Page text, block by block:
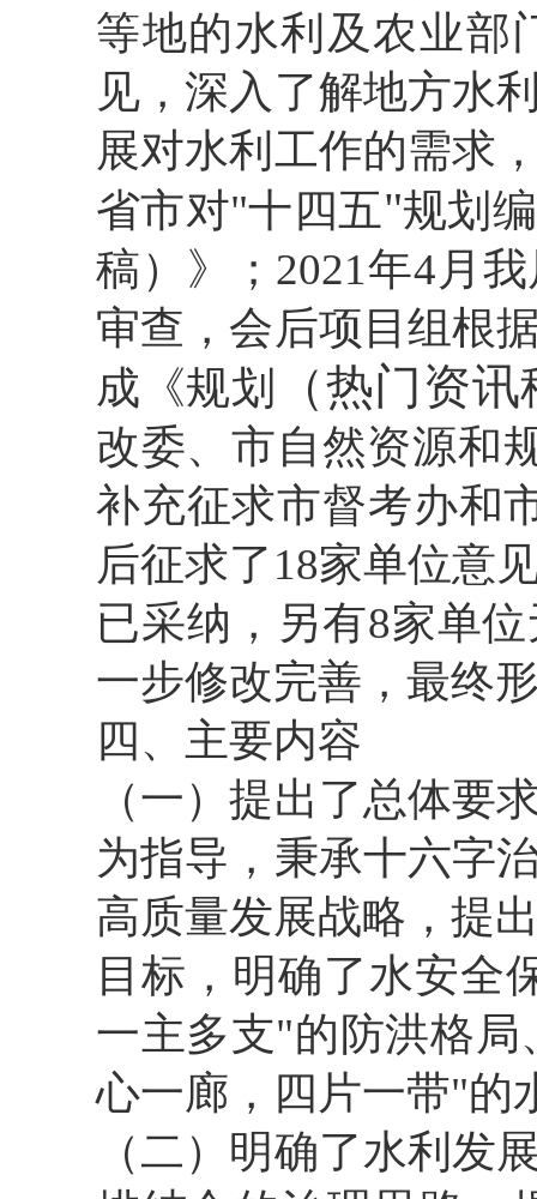
等地的水利及农业部
见，深入了解地方水
展对水利工作的需求
省市对"十四五"规划
稿）》；2021年4月
审查，会后项目组根
成《规划
（热门资
改委、市自然资源和
补充征求市督考办和
后征求了18家单位意
已采纳，另有8家单
一步修改完善，最终
四、主要内容
（一）提出了总体要
为指导，秉承十六字
高质量发展战略，提
目标，明确了水安全
一主多支"的防洪格
心一廊，四片一带"的
（二）明确了水利发